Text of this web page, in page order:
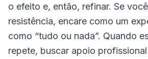
o efeito e, então, refinar. Se
resistência, encare como um
como “tudo ou nada”. Quando
repete, buscar apoio